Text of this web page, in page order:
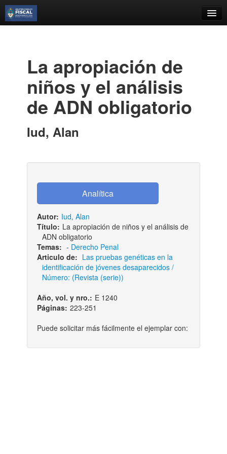
Estantes Virtuales
Contacto
La apropiación de
niños y el análisis
de ADN obligatorio
Iud, Alan
Autor: Iud, Alan
Título: La apropiación de niños y el análisis de
ADN obligatorio
Temas: - Derecho Penal
Articulo de: Las pruebas genéticas en la
identificación de jóvenes desaparecidos /
Número: (Revista (serie))
Año, vol. y nro.: E 1240
Páginas: 223-251
Puede solicitar más fácilmente el ejemplar con: